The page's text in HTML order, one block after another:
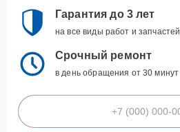
Гарантия до 3 лет
на все виды работ и запчастей
Срочный ремонт
в день обращения от 30 минут